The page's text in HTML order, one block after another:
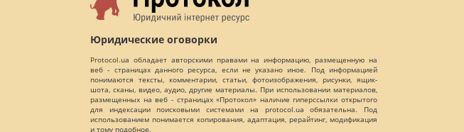
Юридические оговорки
Protocol.ua обладает авторскими правами на информацию, размещенную на
веб - страницах данного ресурса, если не указано иное. Под информацией
понимаются тексты, комментарии, статьи, фотоизображения, рисунки, ящик-
шота, сканы, видео, аудио, другие материалы. При использовании материалов,
размещенных на веб - страницах «Протокол» наличие гиперссылки открытого
для индексации поисковыми системами на protocol.ua обязательна. Под
использованием понимается копирования, адаптация, рерайтинг, модификация
и тому подобное.